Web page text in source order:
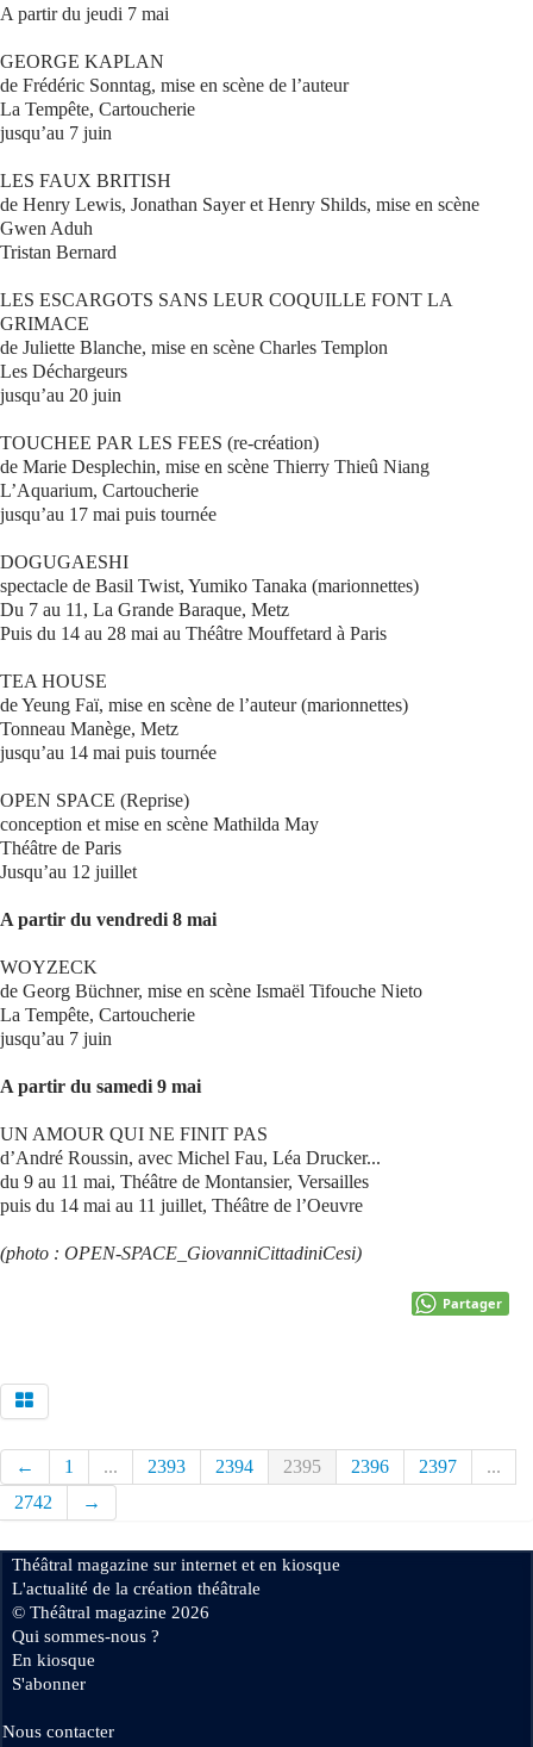
A partir du jeudi 7 mai
GEORGE KAPLAN
de Frédéric Sonntag, mise en scène de l’auteur
La Tempête, Cartoucherie
jusqu’au 7 juin
LES FAUX BRITISH
de Henry Lewis, Jonathan Sayer et Henry Shilds, mise en scène
Gwen Aduh
Tristan Bernard
LES ESCARGOTS SANS LEUR COQUILLE FONT LA
GRIMACE
de Juliette Blanche, mise en scène Charles Templon
Les Déchargeurs
jusqu’au 20 juin
TOUCHEE PAR LES FEES (re-création)
de Marie Desplechin, mise en scène Thierry Thieû Niang
L’Aquarium, Cartoucherie
jusqu’au 17 mai puis tournée
DOGUGAESHI
spectacle de Basil Twist, Yumiko Tanaka (marionnettes)
Du 7 au 11, La Grande Baraque, Metz
Puis du 14 au 28 mai au Théâtre Mouffetard à Paris
TEA HOUSE
de Yeung Faï, mise en scène de l’auteur (marionnettes)
Tonneau Manège, Metz
jusqu’au 14 mai puis tournée
OPEN SPACE (Reprise)
conception et mise en scène Mathilda May
Théâtre de Paris
Jusqu’au 12 juillet
A partir du vendredi 8 mai
WOYZECK
de Georg Büchner, mise en scène Ismaël Tifouche Nieto
La Tempête, Cartoucherie
jusqu’au 7 juin
A partir du samedi 9 mai
UN AMOUR QUI NE FINIT PAS
d’André Roussin, avec Michel Fau, Léa Drucker...
du 9 au 11 mai, Théâtre de Montansier, Versailles
puis du 14 mai au 11 juillet, Théâtre de l’Oeuvre
(photo : OPEN-SPACE_GiovanniCittadiniCesi)
Partager
← 1 ... 2393 2394 2395 2396 2397
...
2742
→
Théâtral magazine sur internet et en kiosque
L'actualité de la création théâtrale
© Théâtral magazine 2026
Qui sommes-nous ?
En kiosque
S'abonner
Nous contacter